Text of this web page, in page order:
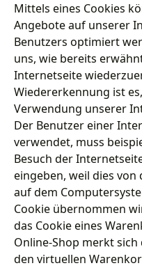
Mittels eines Cookies
Angebote auf unserer
Benutzers optimiert
uns, wie bereits
Internetseite
Wiedererkennung ist
Verwendung unserer
Der Benutzer einer
verwendet, muss
Besuch der
eingeben, weil dies
auf dem
Cookie übernommen
das Cookie eines
Online-Shop merkt
den virtuellen